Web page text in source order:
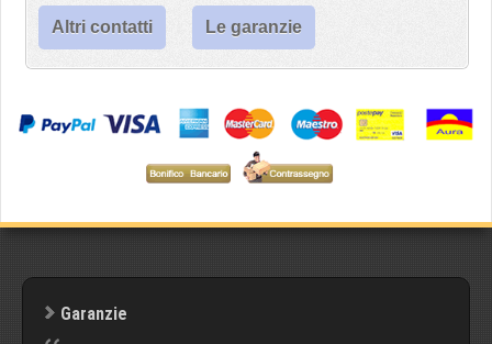
Altri contatti Le garanzie
Garanzie